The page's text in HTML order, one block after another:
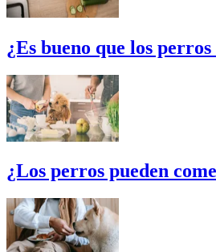
¿Es bueno que los
¿Los perros pueden